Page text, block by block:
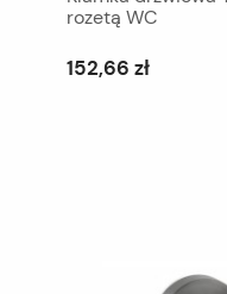
rozetą WC
152,66 zł